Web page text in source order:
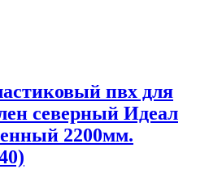
пвх для
северный Идеал
2200мм.